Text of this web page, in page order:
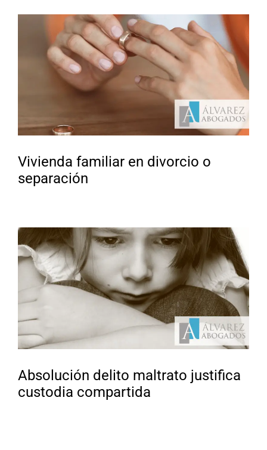
Vivienda familiar en divorcio o
separación
Absolución delito maltrato justifica
custodia compartida